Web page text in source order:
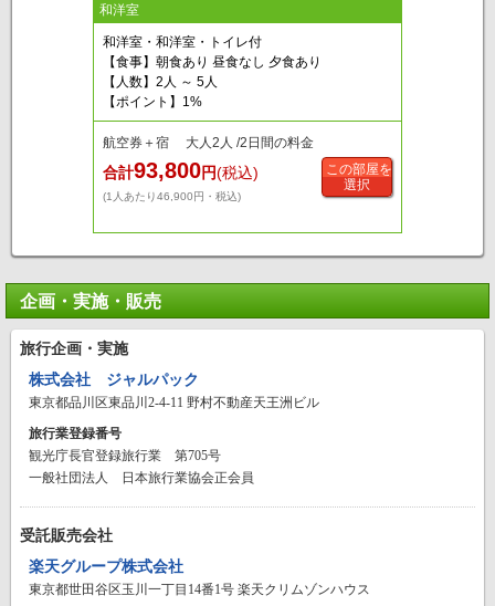
和洋室
和洋室・和洋室・トイレ付
【食事】朝食あり 昼食なし 夕食あり
【人数】2人 ～ 5人
【ポイント】1%
航空券＋宿 大人2人 /2日間の料金
合計93,800円(税込)
(1人あたり46,900円・税込)
この部屋を
選択
企画・実施・販売
旅行企画・実施
株式会社 ジャルパック
東京都品川区東品川2-4-11 野村不動産天王洲ビル
旅行業登録番号
観光庁長官登録旅行業 第705号
一般社団法人 日本旅行業協会正会員
受託販売会社
楽天グループ株式会社
東京都世田谷区玉川一丁目14番1号 楽天クリムゾンハウス